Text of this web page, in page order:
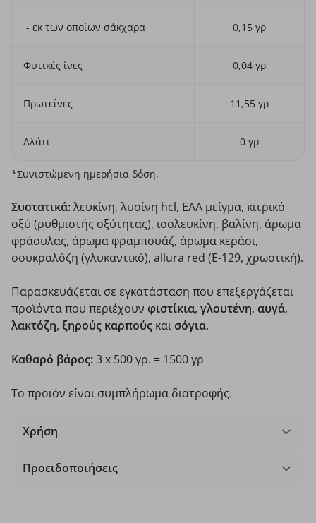
- εκ των οποίων σάκχαρα 0,15 γρ
Φυτικές ίνες 0,04 γρ
Πρωτεΐνες 11,55 γρ
Αλάτι 0 γρ
*Συνιστώμενη ημερήσια δόση.
Συστατικά:λευκίνη, λυσίνη hcl, ΕΑΑ μείγμα, κιτρικό
οξύ (ρυθμιστής οξύτητας), ισολευκίνη, βαλίνη, άρωμα
φράουλας, άρωμα φραμπουάζ, άρωμα κεράσι,
σουκραλόζη (γλυκαντικό), allura red (E-129, χρωστική).
Παρασκευάζεται σε εγκατάσταση που επεξεργάζεται
προϊόντα που περιέχουν φιστίκια, γλουτένη, αυγά,
λακτόζη, ξηρούς καρπούς καισόγια.
Καθαρό βάρος:3 x 500 γρ. = 1500 γρ
Το προϊόν είναι συμπλήρωμα διατροφής.
Χρήση
Προειδοποιήσεις